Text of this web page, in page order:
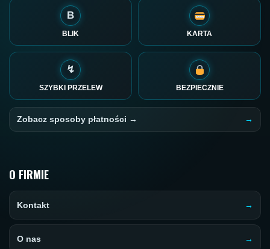
B
BLIK KARTA
↯
SZYBKI PRZELEW BEZPIECZNIE
Zobacz sposoby płatności →
O FIRMIE
Kontakt
O nas